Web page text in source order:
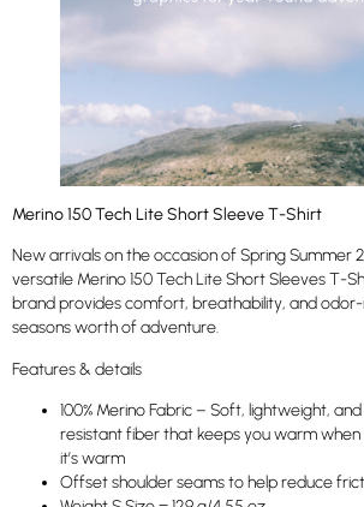
Merino 150 Tech Lite Short Sleeve T-Shirt
New arrivals on the occasion of Spring Summer
versatile Merino 150 Tech Lite Short Sleeves T-
brand provides comfort, breathability, and
seasons worth of adventure.
Features & details
100% Merino Fabric – Soft, lightweight,
resistant fiber that keeps you warm when
it’s warm
Offset shoulder seams to help reduce